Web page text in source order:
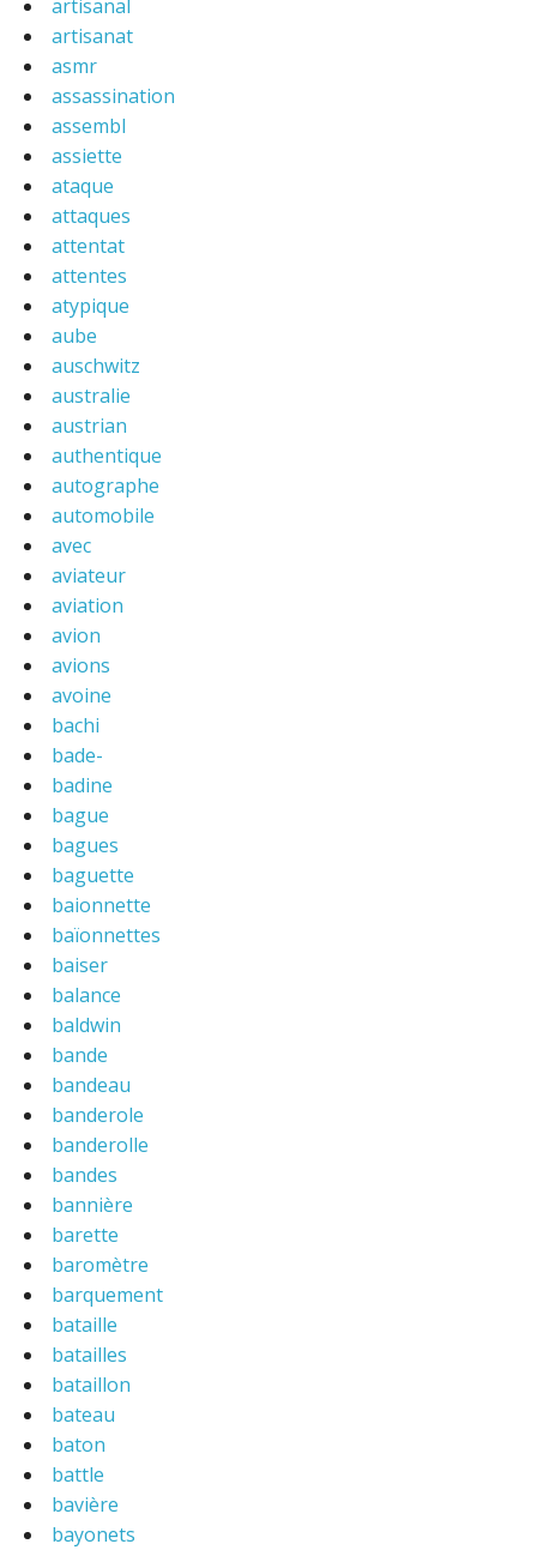
artisanal
artisanat
asmr
assassination
assembl
assiette
ataque
attaques
attentat
attentes
atypique
aube
auschwitz
australie
austrian
authentique
autographe
automobile
avec
aviateur
aviation
avion
avions
avoine
bachi
bade-
badine
bague
bagues
baguette
baionnette
baïonnettes
baiser
balance
baldwin
bande
bandeau
banderole
banderolle
bandes
bannière
barette
baromètre
barquement
bataille
batailles
bataillon
bateau
baton
battle
bavière
bayonets